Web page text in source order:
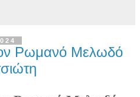
Ρωμανό Μελωδό